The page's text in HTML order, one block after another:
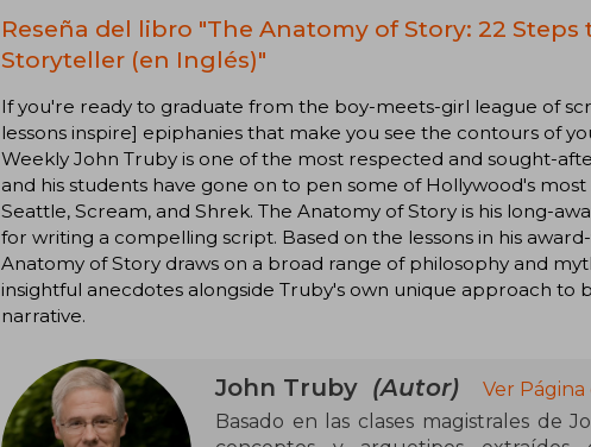
Reseña del libro "The Anatomy of Story: 22
Storyteller (en Inglés)"
If you're ready to graduate from the boy-meets-girl league of
lessons inspire] epiphanies that make you see the contours of
Weekly John Truby is one of the most respected and sought-
and his students have gone on to pen some of Hollywood's
Seattle, Scream, and Shrek. The Anatomy of Story is his long-
for writing a compelling script. Based on the lessons in his
Anatomy of Story draws on a broad range of philosophy and
insightful anecdotes alongside Truby's own unique approach to
narrative.
John Truby (Autor)
Ver
Basado en las clases magistrales de